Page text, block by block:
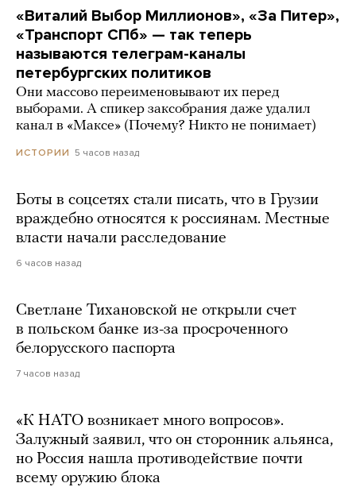
«Виталий Выбор Миллионов», «За Питер»,
«Транспорт СПб» — так теперь
называются телеграм-каналы
петербургских политиков
Они массово переименовывают их перед
выборами. А спикер заксобрания даже удалил
канал в «Максе» (Почему? Никто не понимает)
ИСТОРИИ 5 часов назад
Боты в соцсетях стали писать, что в Грузии
враждебно относятся к россиянам. Местные
власти начали расследование
6 часов назад
Светлане Тихановской не открыли счет
в польском банке из-за просроченного
белорусского паспорта
7 часов назад
«К НАТО возникает много вопросов».
Залужный заявил, что он сторонник альянса,
но Россия нашла противодействие почти
всему оружию блока